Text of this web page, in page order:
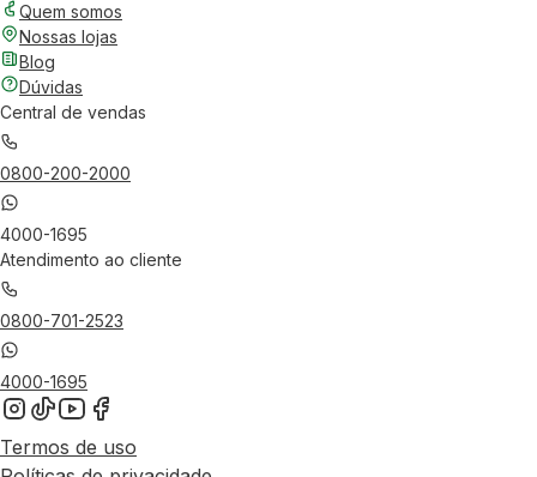
Quem somos
Nossas lojas
Blog
Dúvidas
Central de vendas
0800-200-2000
4000-1695
Atendimento ao cliente
0800-701-2523
4000-1695
Termos de uso